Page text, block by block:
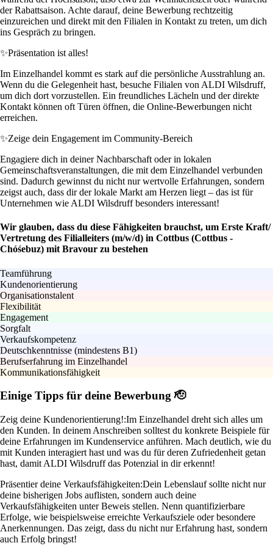
der Rabattsaison. Achte darauf, deine Bewerbung rechtzeitig
einzureichen und direkt mit den Filialen in Kontakt zu treten, um dich
ins Gespräch zu bringen.
✨Präsentation ist alles!
Im Einzelhandel kommt es stark auf die persönliche Ausstrahlung an.
Wenn du die Gelegenheit hast, besuche Filialen von ALDI Wilsdruff,
um dich dort vorzustellen. Ein freundliches Lächeln und der direkte
Kontakt können oft Türen öffnen, die Online-Bewerbungen nicht
erreichen.
✨Zeige dein Engagement im Community-Bereich
Engagiere dich in deiner Nachbarschaft oder in lokalen
Gemeinschaftsveranstaltungen, die mit dem Einzelhandel verbunden
sind. Dadurch gewinnst du nicht nur wertvolle Erfahrungen, sondern
zeigst auch, dass dir der lokale Markt am Herzen liegt – das ist für
Unternehmen wie ALDI Wilsdruff besonders interessant!
Wir glauben, dass du diese Fähigkeiten brauchst, um Erste Kraft/
Vertretung des Filialleiters (m/w/d) in Cottbus (Cottbus -
Chóśebuz) mit Bravour zu bestehen
Teamführung
Kundenorientierung
Organisationstalent
Flexibilität
Engagement
Sorgfalt
Verkaufskompetenz
Deutschkenntnisse (mindestens B1)
Berufserfahrung im Einzelhandel
Kommunikationsfähigkeit
Einige Tipps für deine Bewerbung 🫡
Zeig deine Kundenorientierung!:Im Einzelhandel dreht sich alles um
den Kunden. In deinem Anschreiben solltest du konkrete Beispiele für
deine Erfahrungen im Kundenservice anführen. Mach deutlich, wie du
mit Kunden interagiert hast und was du für deren Zufriedenheit getan
hast, damit ALDI Wilsdruff das Potenzial in dir erkennt!
Präsentier deine Verkaufsfähigkeiten:Dein Lebenslauf sollte nicht nur
deine bisherigen Jobs auflisten, sondern auch deine
Verkaufsfähigkeiten unter Beweis stellen. Nenn quantifizierbare
Erfolge, wie beispielsweise erreichte Verkaufsziele oder besondere
Anerkennungen. Das zeigt, dass du nicht nur Erfahrung hast, sondern
auch Erfolg bringst!